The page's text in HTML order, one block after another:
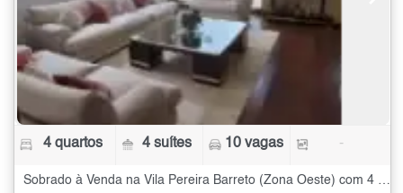
4 quartos 4 suítes 10 vagas -